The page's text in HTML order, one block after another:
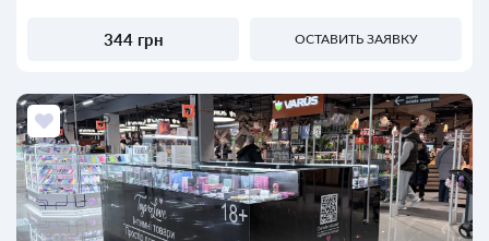
344 грн ОСТАВИТЬ ЗАЯВКУ